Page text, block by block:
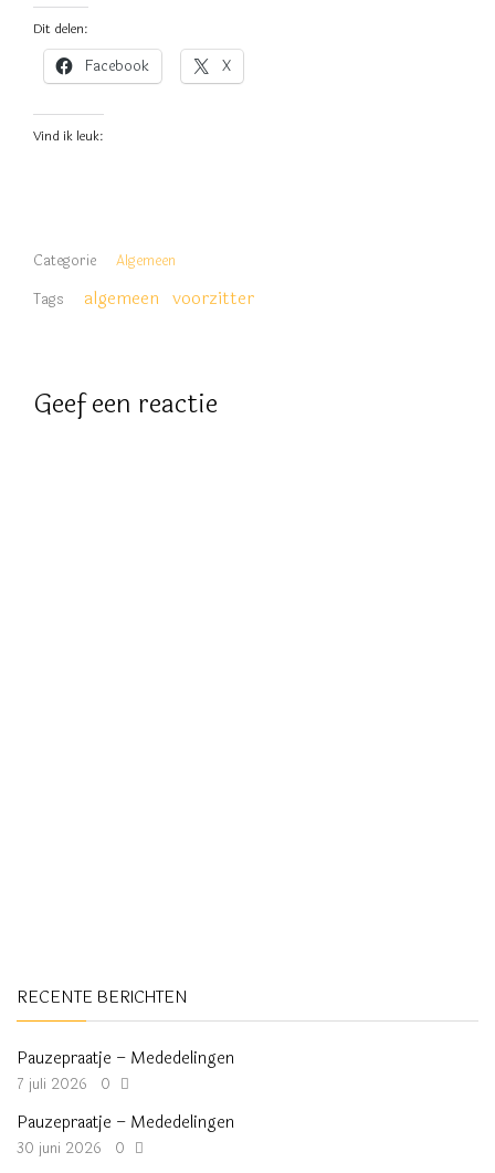
Dit delen:
Facebook X
Vind ik leuk:
Categorie
Algemeen
Tags
algemeen voorzitter
Geef een reactie
RECENTE BERICHTEN
Pauzepraatje – Mededelingen
7 juli 2026 0
Pauzepraatje – Mededelingen
30 juni 2026 0